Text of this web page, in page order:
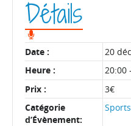
Détails
Date :
20
Heure :
20:00
Prix :
3€
Catégorie
d’Évènement:
Sports